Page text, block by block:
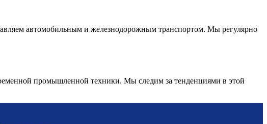
автомобильным и железнодорожным транспортом. Мы регулярно
промышленной техники. Мы следим за тенденциями в этой